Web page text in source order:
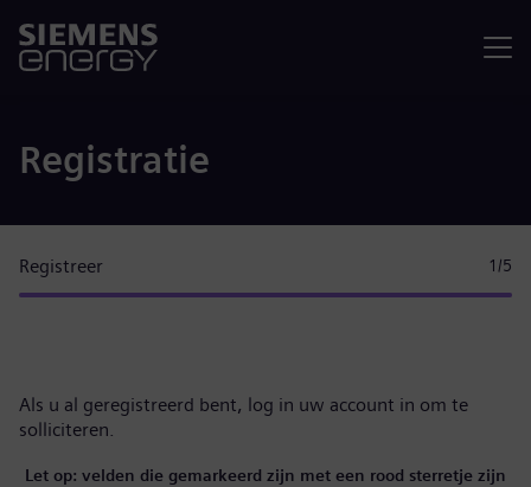
Registratie
Registreer 1 /5
Als u al geregistreerd bent, log in uw account in om te
solliciteren.
Let op: velden die gemarkeerd zijn met een rood sterretje zijn